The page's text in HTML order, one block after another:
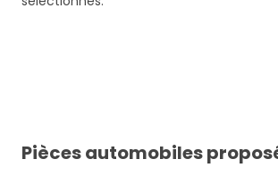
Pièces automobiles